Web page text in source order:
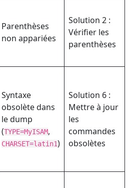
Parenthèses
non appariées
Solution 2 :
Vérifier les
parenthèses
Syntaxe
obsolète dans
le dump
(TYPE=MyISAM,
CHARSET=latin1)
Solution 6 :
Mettre à jour
les
commandes
obsolètes